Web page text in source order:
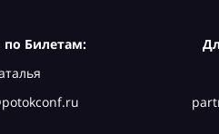
по Билетам: